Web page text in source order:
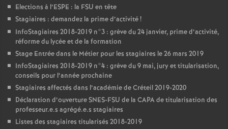
Elections à l’ESPE : la FSU en tête
Stagiaires : demandez la prime d’activité!
InfoStagiaires 2018-2019 n°3 : grève du 24 janvier, prime d’activité,
réforme du lycée et de la formation
Stage Entrée dans le Métier pour les stagiaires le 26 mars 2019
InfoStagiaires 2018-2019 n°4 : grève du 9 mai, jury et titularisation,
conseils pour l’année prochaine
Stagiaires affectés dans l’académie de Créteil 2019-2020
Déclaration d’ouvertureSNES-FSU de la CAPAde titularisation des
professeur.e.s agrégé.e.s stagiaires
Listes des stagiaires titularisés 2018-2019